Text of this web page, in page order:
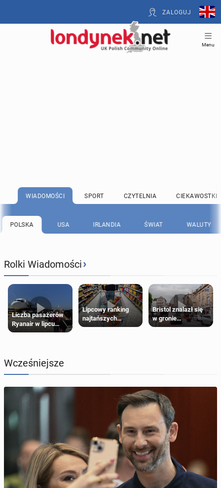
ZALOGUJ
Menu
WIADOMOŚCI SPORT CZYTELNIA CIEKAWOSTKI
POLSKA USA IRLANDIA ŚWIAT WALUTY
Rolki Wiadomości›
Liczba pasażerów
Ryanair w lipcu
pobiła rekord
Lipcowy ranking
najtańszych
supermarketów
Bristol znalazł się
w gronie
najlepszych
Wcześniejsze